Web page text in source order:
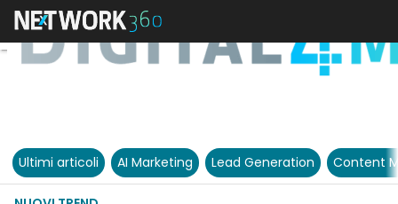
Ultimi articoli AI Marketing Lead Generation Content